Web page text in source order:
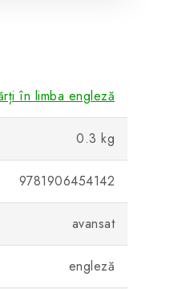
în limba engleză
0.3 kg
9781906454142
avansat
engleză